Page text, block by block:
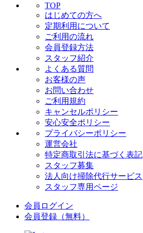
TOP
はじめての方へ
定期利用について
ご利用の流れ
会員登録方法
スタッフ紹介
よくある質問
お客様の声
お問い合わせ
ご利用規約
キャンセルポリシー
安心安全ポリシー
プライバシーポリシー
運営会社
特定商取引法に基づく表記
スタッフ募集
法人向け掃除代行サービス
スタッフ専用ページ
会員ログイン
会員登録 （無料）